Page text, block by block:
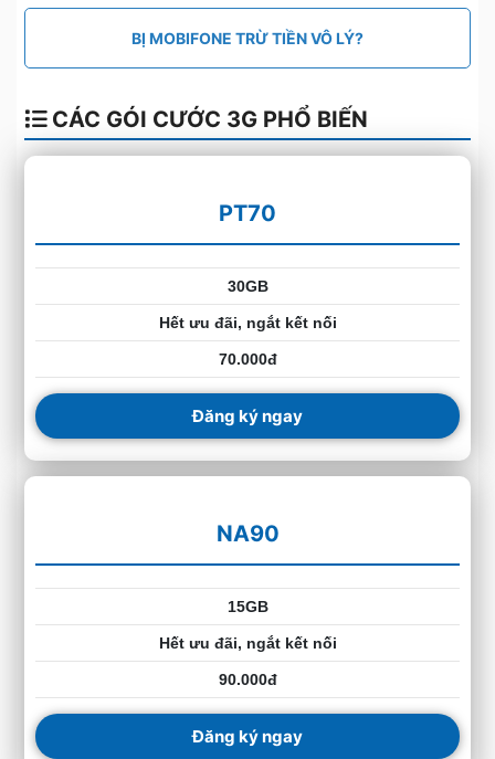
BỊ MOBIFONE TRỪ TIỀN VÔ LÝ?
CÁC GÓI CƯỚC 3G PHỔ BIẾN
PT70
30GB
Hết ưu đãi, ngắt kết nối
70.000đ
Đăng ký ngay
NA90
15GB
Hết ưu đãi, ngắt kết nối
90.000đ
Đăng ký ngay